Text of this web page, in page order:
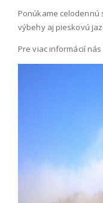
Ponúkame
výbehy aj pieskovú
Pre viac informácií